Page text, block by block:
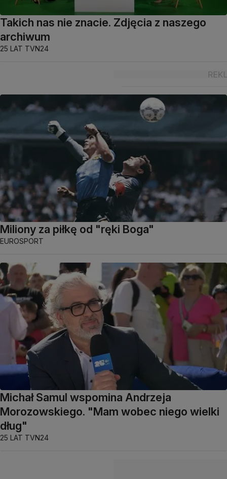
Takich nas nie znacie. Zdjęcia z naszego
archiwum
25 LAT TVN24
Miliony za piłkę od "ręki Boga"
EUROSPORT
Michał Samul wspomina Andrzeja
Morozowskiego. "Mam wobec niego wielki
dług"
25 LAT TVN24